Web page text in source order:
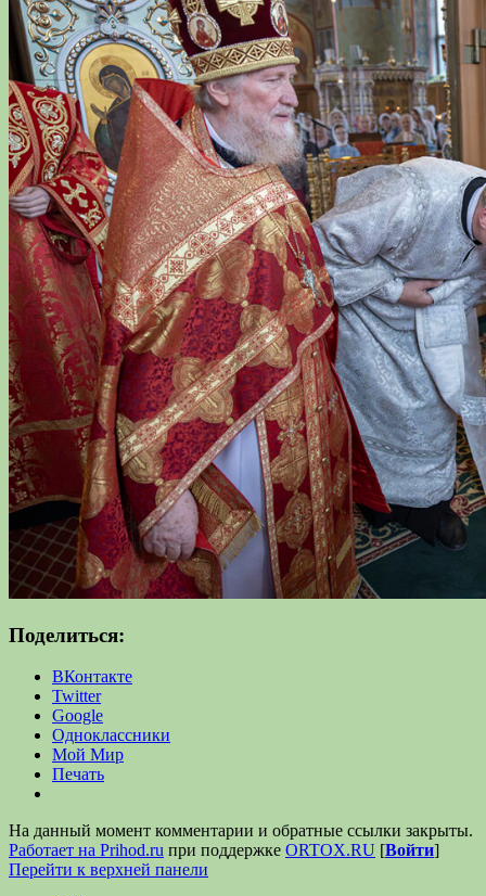
Поделиться:
ВКонтакте
Twitter
Google
Одноклассники
Мой Мир
Печать
На данный момент комментарии и обратные ссылки закрыты.
Работает на Prihod.ru при поддержке ORTOX.RU [Войти]
Перейти к верхней панели